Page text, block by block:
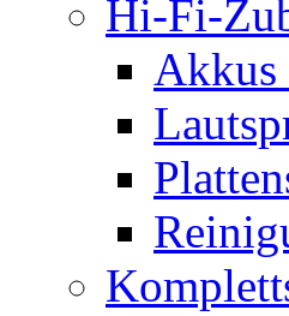
Hi-Fi-
Akkus